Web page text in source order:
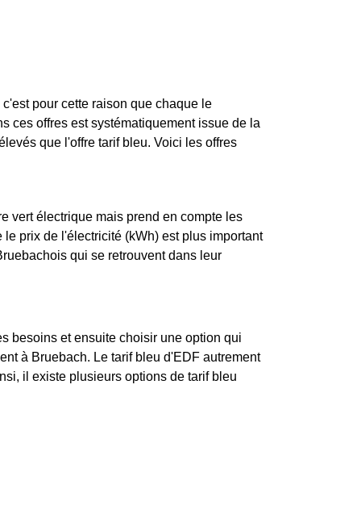
pour cette raison que chaque le
ces offres est systématiquement issue de la
que l'offre tarif bleu. Voici les offres
vert électrique mais prend en compte les
prix de l'électricité (kWh) est plus important
qui se retrouvent dans leur
besoins et ensuite choisir une option qui
à Bruebach. Le tarif bleu d'EDF autrement
il existe plusieurs options de tarif bleu